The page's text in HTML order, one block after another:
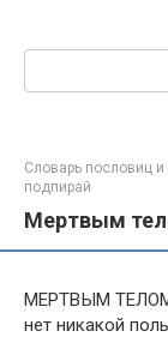
Словарь пословиц и
подпирай
Мертвым
МЕРТВЫМ
нет никакой